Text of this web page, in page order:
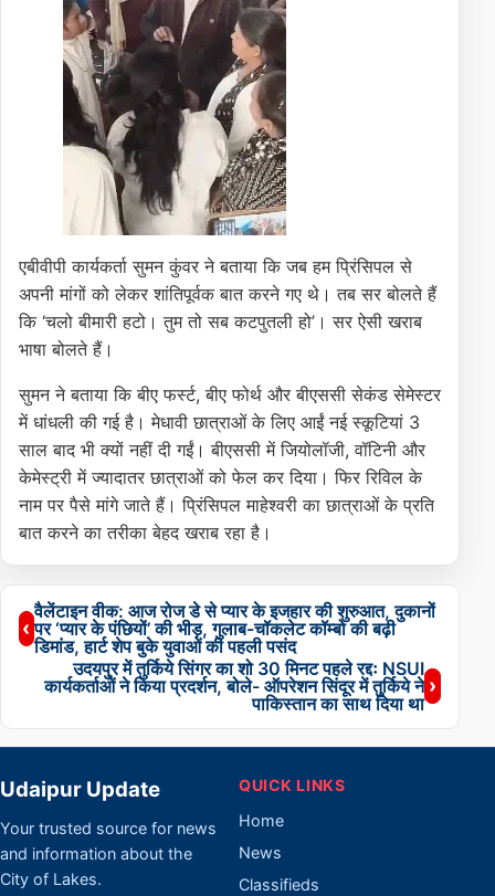
एबीवीपी कार्यकर्ता सुमन कुंवर ने बताया कि जब हम प्रिंसिपल से
अपनी मांगों को लेकर शांतिपूर्वक बात करने गए थे। तब सर बोलते हैं
कि ‘चलो बीमारी हटो। तुम तो सब कटपुतली हो’। सर ऐसी खराब
भाषा बोलते हैं।
सुमन ने बताया कि बीए फर्स्ट, बीए फोर्थ और बीएससी सेकंड सेमेस्टर
में धांधली की गई है। मेधावी छात्राओं के लिए आईं नई स्कूटियां 3
साल बाद भी क्यों नहीं दी गईं। बीएससी में जियोलॉजी, वॉटिनी और
केमेस्ट्री में ज्यादातर छात्राओं को फेल कर दिया। फिर रिविल के
नाम पर पैसे मांगे जाते हैं। प्रिंसिपल माहेश्वरी का छात्राओं के प्रति
बात करने का तरीका बेहद खराब रहा है।
Post
navigation
‹
वैलेंटाइन वीक: आज रोज डे से प्यार के इजहार की शुरुआत, दुकानों
पर ‘प्यार के पंछियों’ की भीड़, गुलाब-चॉकलेट कॉम्बो की बढ़ी
डिमांड, हार्ट शेप बुके युवाओं की पहली पसंद
उदयपुर में तुर्किये सिंगर का शो 30 मिनट पहले रद्दः NSUI
कार्यकर्ताओं ने किया प्रदर्शन, बोले- ऑपरेशन सिंदूर में तुर्किये ने
पाकिस्तान का साथ दिया था
›
Udaipur Update
Your trusted source for news
and information about the
City of Lakes.
QUICK LINKS
Home
News
Classifieds